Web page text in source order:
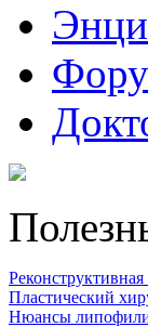
Пластический
Нюансы